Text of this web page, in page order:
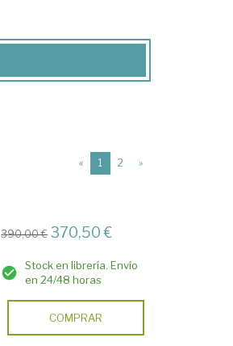
« 1 (current)
2 »
390,00 € 370,50 €
Stock en librería. Envío
en 24/48 horas
COMPRAR